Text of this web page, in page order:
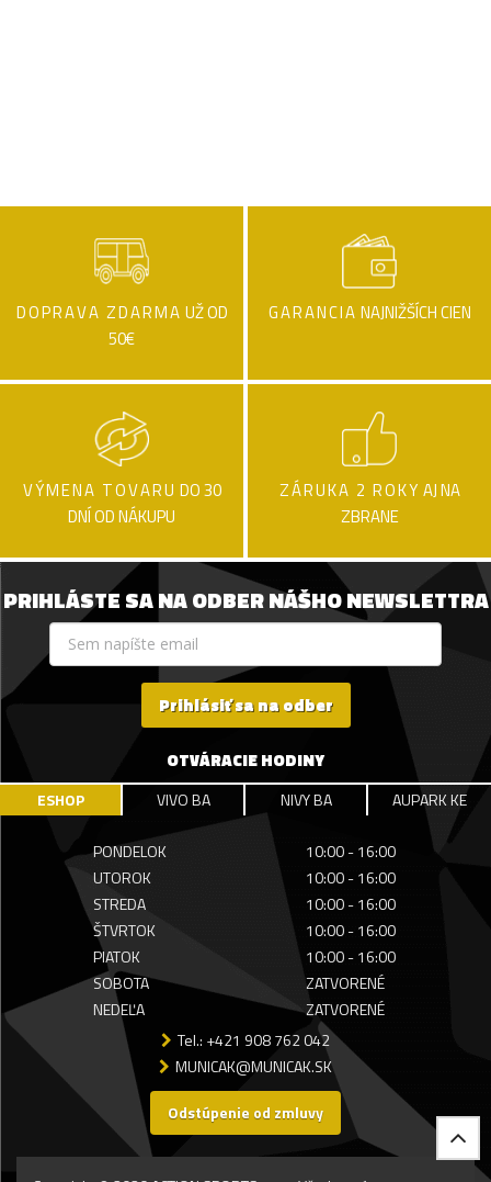
DOPRAVA ZDARMA UŽ OD
50€
GARANCIA NAJNIŽŠÍCH CIEN
VÝMENA TOVARU DO 30
DNÍ OD NÁKUPU
ZÁRUKA 2 ROKY AJ NA
ZBRANE
PRIHLÁSTE SA NA ODBER NÁŠHO NEWSLETTRA
Prihlásiť sa na odber
OTVÁRACIE HODINY
ESHOP VIVO BA NIVY BA AUPARK KE
PONDELOK
10:00 - 16:00
UTOROK
10:00 - 16:00
STREDA
10:00 - 16:00
ŠTVRTOK
10:00 - 16:00
PIATOK
10:00 - 16:00
SOBOTA
ZATVORENÉ
NEDEĽA
ZATVORENÉ
Tel.: +421 908 762 042
MUNICAK@MUNICAK.SK
Odstúpenie od zmluvy